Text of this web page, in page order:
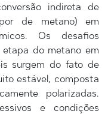
indireta de
de metano) em
Os desafios
do metano em
surgem do fato de
estável, composta
polarizadas.
e condições